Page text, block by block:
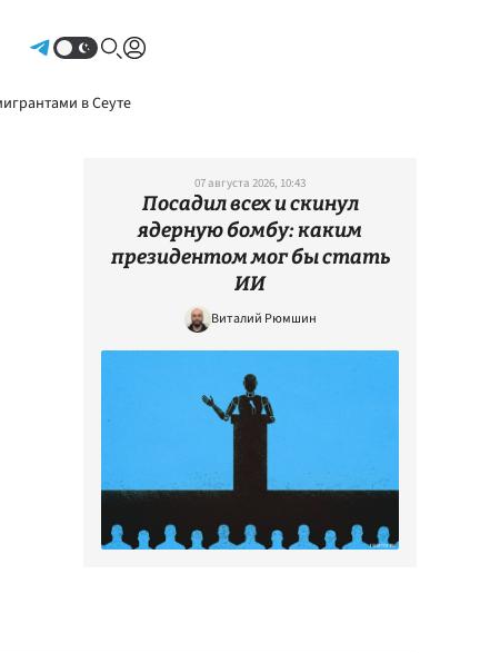
в Сеуте
07 августа 2026, 10:43
Посадил всех и скинул
ядерную бомбу: каким
президентом мог бы стать
ИИ
Виталий Рюмшин